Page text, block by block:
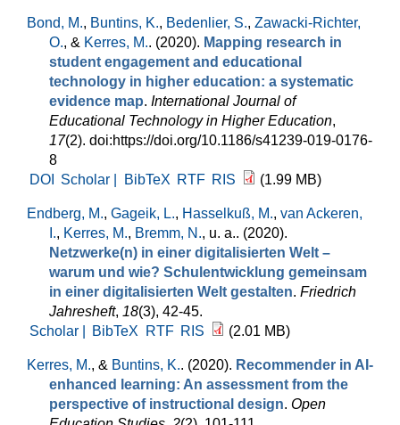
Bond, M., Buntins, K., Bedenlier, S., Zawacki-Richter,
O., & Kerres, M.. (2020). Mapping research in
student engagement and educational
technology in higher education: a systematic
evidence map. International Journal of
Educational Technology in Higher Education,
17(2). doi:https://doi.org/10.1186/s41239-019-0176-
8
DOI
Scholar | BibTeX RTF RIS (1.99 MB)
Endberg, M., Gageik, L., Hasselkuß, M., van Ackeren,
I., Kerres, M., Bremm, N., u. a.. (2020).
Netzwerke(n) in einer digitalisierten Welt –
warum und wie? Schulentwicklung gemeinsam
in einer digitalisierten Welt gestalten. Friedrich
Jahresheft, 18(3), 42-45.
Scholar |
BibTeX RTF RIS (2.01 MB)
Kerres, M., & Buntins, K.. (2020). Recommender in AI-
enhanced learning: An assessment from the
perspective of instructional design. Open